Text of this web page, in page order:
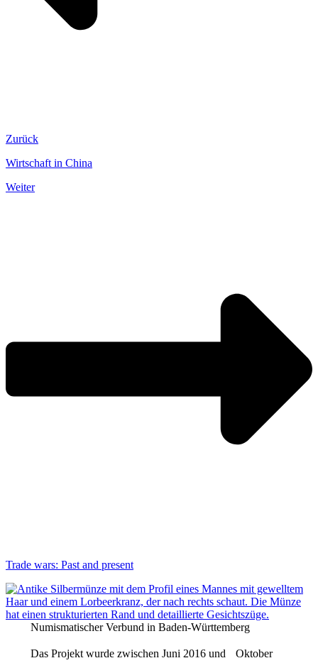
Zurück
Wirtschaft in China
Weiter
Trade wars: Past and present
Numismatischer Verbund in Baden-Württemberg
Das Projekt wurde zwischen Juni 2016 und Oktober